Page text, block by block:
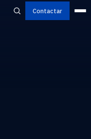
Contactar